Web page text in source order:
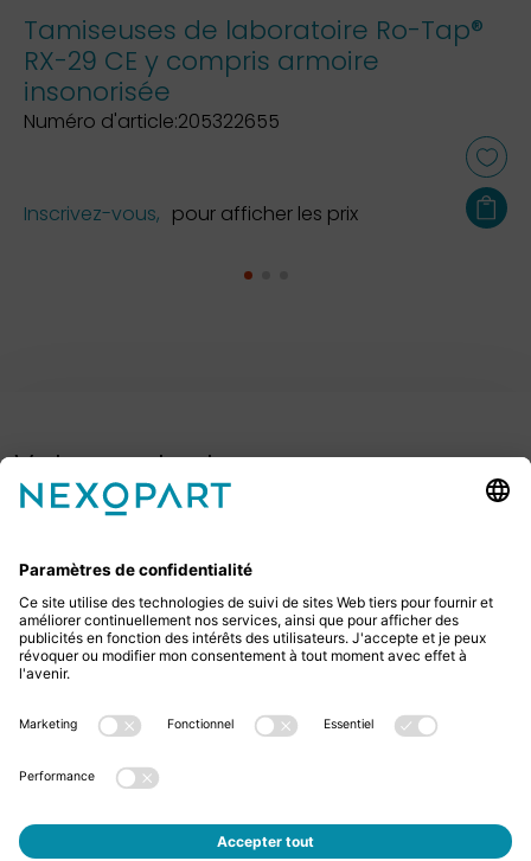
Tamiseuses de laboratoire Ro-Tap®
RX-29 CE y compris armoire
insonorisée
Numéro d'article:205322655
Inscrivez-vous, pour afficher les prix
Votre contact avec nous.
Avez-vous des questions ? Alors sil vous plaît
+49 2522 59084 0
sales@nexopart.com